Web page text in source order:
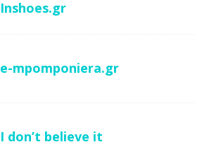
Inshoes.gr
e-mpomponiera.gr
I don’t believe it